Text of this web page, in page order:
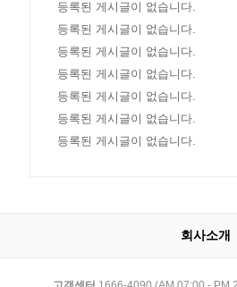
등록된 게시글이 없습니다.
등록된 게시글이 없습니다.
등록된 게시글이 없습니다.
등록된 게시글이 없습니다.
등록된 게시글이 없습니다.
등록된 게시글이 없습니다.
등록된 게시글이 없습니다.
회사소개